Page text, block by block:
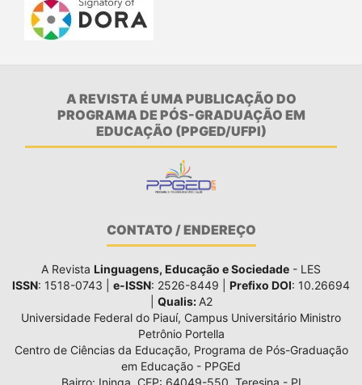
A REVISTA É UMA PUBLICAÇÃO DO
PROGRAMA DE PÓS-GRADUAÇÃO EM
EDUCAÇÃO (PPGED/UFPI)
CONTATO / ENDEREÇO
A Revista Linguagens, Educação e Sociedade - LES
ISSN: 1518-0743 | e-ISSN: 2526-8449 | Prefixo DOI: 10.26694
Qualis: A2
Universidade Federal do Piauí, Campus Universitário Ministro
Petrônio Portella
Centro de Ciências da Educação, Programa de Pós-Graduação
em Educação - PPGEd
Bairro: Ininga, CEP: 64049-550, Teresina - PI